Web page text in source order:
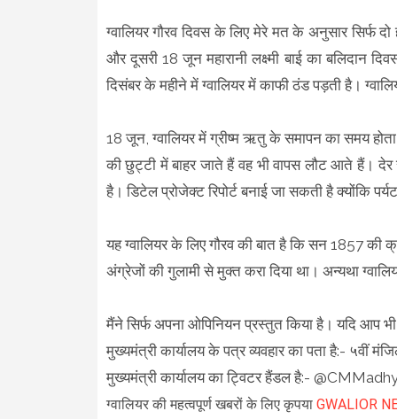
ग्वालियर गौरव दिवस के लिए मेरे मत के अनुसार सिर्फ
और दूसरी 18 जून महारानी लक्ष्मी बाई का बलिदान
दिसंबर के महीने में ग्वालियर में काफी ठंड पड़ती है।
18 जून, ग्वालियर में ग्रीष्म ऋतु के समापन का समय होता
की छुट्टी में बाहर जाते हैं वह भी वापस लौट आते हैं।
है। डिटेल प्रोजेक्ट रिपोर्ट बनाई जा सकती है क्योंकि
यह ग्वालियर के लिए गौरव की बात है कि सन 1857 की
अंग्रेजों की गुलामी से मुक्त करा दिया था। अन्यथा
मैंने सिर्फ अपना ओपिनियन प्रस्तुत किया है। यदि आप
मुख्यमंत्री कार्यालय के पत्र व्यवहार का पता है:- ५वीं
मुख्यमंत्री कार्यालय का ट्विटर हैंडल है:-
ग्वालियर की महत्वपूर्ण खबरों के लिए कृपया GWALIOR